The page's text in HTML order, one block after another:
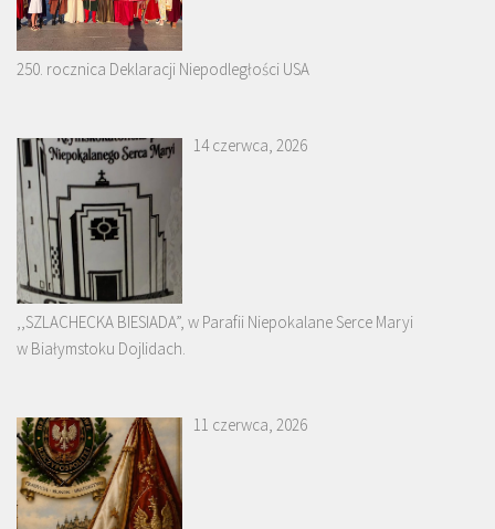
250. rocznica Deklaracji Niepodległości USA
14 czerwca, 2026
,,SZLACHECKA BIESIADA”, w Parafii Niepokalane Serce Maryi
w Białymstoku Dojlidach.
11 czerwca, 2026